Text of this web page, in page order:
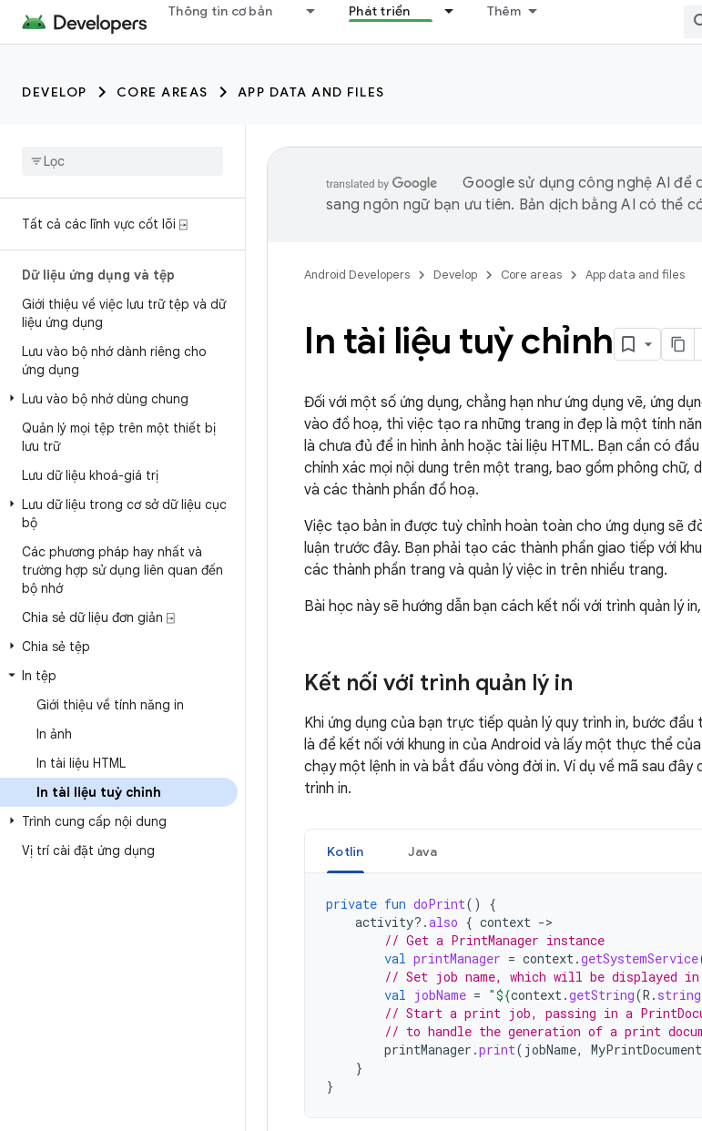
Thông tin cơ bản Phát triển Thêm
DEVELOP CORE AREAS APP DATA AND FILES
Tất cả các lĩnh vực cốt lõi ⍈
Dữ liệu ứng dụng và tệp
Giới thiệu về việc lưu trữ tệp và dữ
liệu ứng dụng
Lưu vào bộ nhớ dành riêng cho
ứng dụng
Lưu vào bộ nhớ dùng chung
Quản lý mọi tệp trên một thiết bị
lưu trữ
Lưu dữ liệu khoá-giá trị
Lưu dữ liệu trong cơ sở dữ liệu cục
bộ
Các phương pháp hay nhất và
trường hợp sử dụng liên quan đến
bộ nhớ
Chia sẻ dữ liệu đơn giản ⍈
Chia sẻ tệp
In tệp
Giới thiệu về tính năng in
In ảnh
In tài liệu HTML
In tài liệu tuỳ chỉnh
Trình cung cấp nội dung
Vị trí cài đặt ứng dụng
Google sử dụng công nghệ AI để
sang ngôn ngữ bạn ưu tiên. Bản dịch bằng AI có thể
Android Developers Develop Core areas App data and files
In tài liệu tuỳ chỉnh
Đối với một số ứng dụng, chẳng hạn như ứng dụng vẽ, ứng
vào đồ hoạ, thì việc tạo ra những trang in đẹp là một tính
là chưa đủ để in hình ảnh hoặc tài liệu HTML. Bạn cần có
chính xác mọi nội dung trên một trang, bao gồm phông chữ,
và các thành phần đồ hoạ.
Việc tạo bản in được tuỳ chỉnh hoàn toàn cho ứng dụng sẽ
luận trước đây. Bạn phải tạo các thành phần giao tiếp với
các thành phần trang và quản lý việc in trên nhiều trang.
Bài học này sẽ hướng dẫn bạn cách kết nối với trình quản lý
Kết nối với trình quản lý in
Khi ứng dụng của bạn trực tiếp quản lý quy trình in, bước đầu
là để kết nối với khung in của Android và lấy một thực thể
chạy một lệnh in và bắt đầu vòng đời in. Ví dụ về mã sau
trình in.
Kotlin Java
private fun doPrint()
{
activity?.also { context -
// Get a PrintManager instance
val printManager = context.getSystemService
// Set job name, which will be displayed
val jobName = "${context.getString(R . string
// Start a print job, passing in a
// to handle the generation of a print
printManager .print( jobName,
}
}